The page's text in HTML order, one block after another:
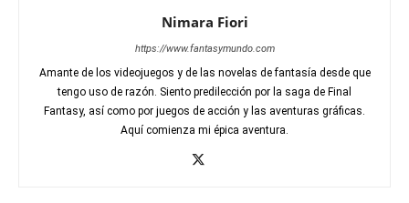
Nimara Fiori
https://www.fantasymundo.com
Amante de los videojuegos y de las novelas de fantasía desde que
tengo uso de razón. Siento predilección por la saga de Final
Fantasy, así como por juegos de acción y las aventuras gráficas.
Aquí comienza mi épica aventura.